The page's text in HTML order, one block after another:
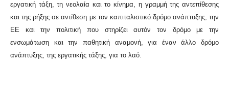
εργατική τάξη, τη νεολαία και το κίνημα, η γραμμή της αντεπίθεσης
και της ρήξης σε αντίθεση με τον καπιταλιστικό δρόμο ανάπτυξης, την
ΕΕ και την πολιτική που στηρίζει αυτόν τον δρόμο με την
ενσωμάτωση και την παθητική αναμονή, για έναν άλλο δρόμο
ανάπτυξης, της εργατικής τάξης, για το λαό.